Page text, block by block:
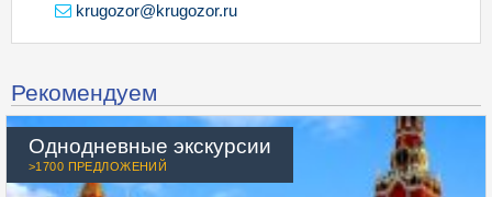
krugozor@krugozor.ru
Рекомендуем
Однодневные экскурсии
>1700 ПРЕДЛОЖЕНИЙ